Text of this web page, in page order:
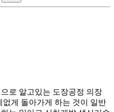
로 알고있는 도장공정 의장
게 돌아가게 하는 것이 일반